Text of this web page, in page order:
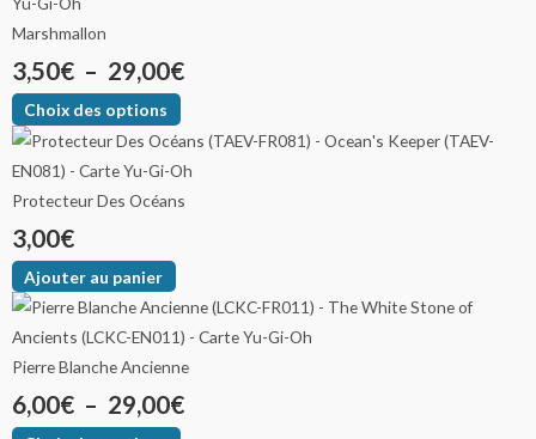
Marshmallon
3,50€ – 29,00€
Choix des options
Protecteur Des Océans
3,00€
Ajouter au panier
Pierre Blanche Ancienne
6,00€ – 29,00€